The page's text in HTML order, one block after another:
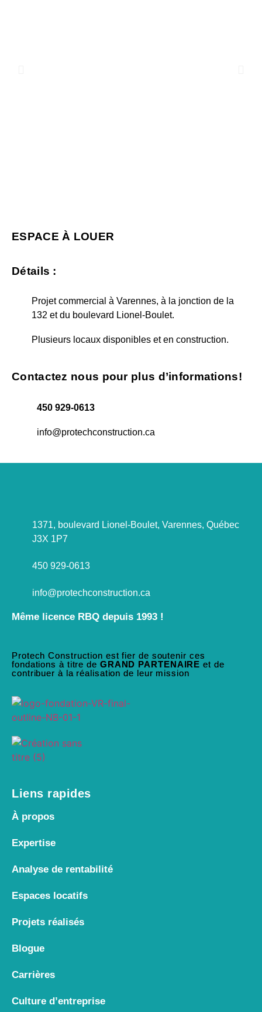
ESPACE À LOUER
Détails :
Projet commercial à Varennes, à la jonction de la
132 et du boulevard Lionel-Boulet.
Plusieurs locaux disponibles et en construction.
Contactez nous pour plus d’informations!
450 929-0613
info@protechconstruction.ca
1371, boulevard Lionel-Boulet, Varennes, Québec
J3X 1P7
450 929-0613
info@protechconstruction.ca
Même licence RBQ depuis 1993 !
Protech Construction est fier de soutenir ces
fondations à titre de GRAND PARTENAIRE et de
contribuer à la réalisation de leur mission
Liens rapides
À propos
Expertise
Analyse de rentabilité
Espaces locatifs
Projets réalisés
Blogue
Carrières
Culture d’entreprise